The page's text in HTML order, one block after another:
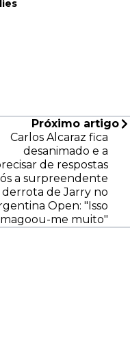
Próximo artigo
Carlos Alcaraz fica
desanimado e a
de respostas
a surpreendente
derrota de Jarry no
Open: "Isso
magoou-me muito"